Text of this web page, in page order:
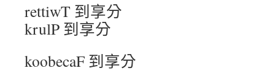
rettiwT 到享分
krulP 到享分
koobecaF 到享分